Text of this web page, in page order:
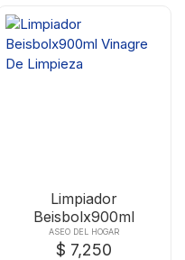
Limpiador
Beisbolx900ml
Vinagre De Limpieza
ASEO DEL HOGAR
$ 7,250